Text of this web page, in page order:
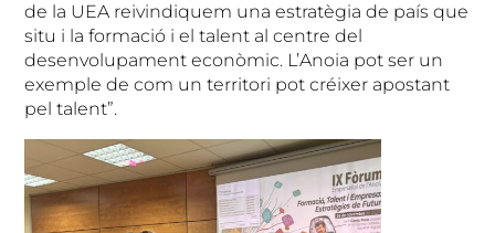
de la UEA reivindiquem una estratègia de país que
situ i la formació i el talent al centre del
desenvolupament econòmic. L’Anoia pot ser un
exemple de com un territori pot créixer apostant
pel talent”.